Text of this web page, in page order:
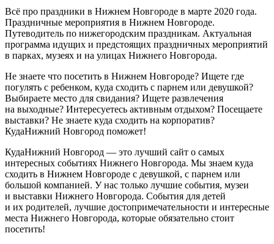
Всё про праздники в Нижнем Новгороде в марте 2020 года.
Праздничные мероприятия в Нижнем Новгороде.
Путеводитель по нижегородским праздникам. Актуальная
программа идущих и предстоящих праздничных мероприятий
в парках, музеях и на улицах Нижнего Новгорода.
Не знаете что посетить в Нижнем Новгороде? Ищете где
погулять с ребенком, куда сходить с парнем или девушкой?
Выбираете место для свидания? Ищете развлечения
на выходные? Интересуетесь активным отдыхом? Посещаете
выставки? Не знаете куда сходить на корпоратив?
КудаНижний Новгород поможет!
КудаНижний Новгород — это лучший сайт о самых
интересных событиях Нижнего Новгорода. Мы знаем куда
сходить в Нижнем Новгороде с девушкой, с парнем или
большой компанией. У нас только лучшие события, музеи
и выставки Нижнего Новгорода. События для детей
и их родителей, лучшие достопримечательности и интересные
места Нижнего Новгорода, которые обязательно стоит
посетить!